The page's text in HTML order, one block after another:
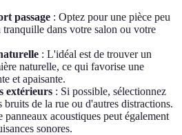
passage : Optez pour une pièce peu
dans votre salon ou votre
: L'idéal est de trouver un
naturelle, ce qui favorise une
et apaisante.
extérieurs : Si possible, sélectionnez
de la rue ou d'autres distractions.
panneaux acoustiques peut également
sonores.